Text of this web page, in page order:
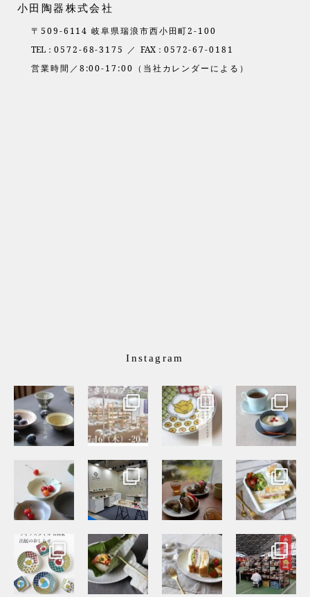
小田陶器株式会社
〒509-6114 岐阜県瑞浪市西小田町2-100
TEL： 0572-68-3175 ／ FAX： 0572-67-0181
営業時間／8:00-17:00（当社カレンダーによる）
Instagram